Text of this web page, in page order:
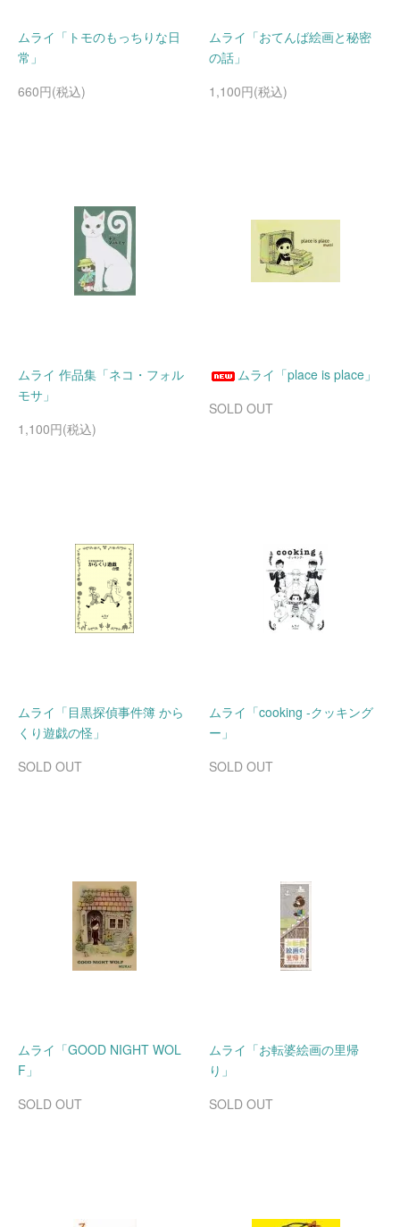
ムライ「トモのもっちりな日
常」
660円(税込)
ムライ「おてんば絵画と秘密
の話」
1,100円(税込)
ムライ 作品集「ネコ・フォル
モサ」
1,100円(税込)
ムライ「place is place」
SOLD OUT
ムライ「目黒探偵事件簿 から
くり遊戯の怪」
SOLD OUT
ムライ「cooking -クッキング
ー」
SOLD OUT
ムライ「GOOD NIGHT WOL
F」
SOLD OUT
ムライ「お転婆絵画の里帰
り」
SOLD OUT